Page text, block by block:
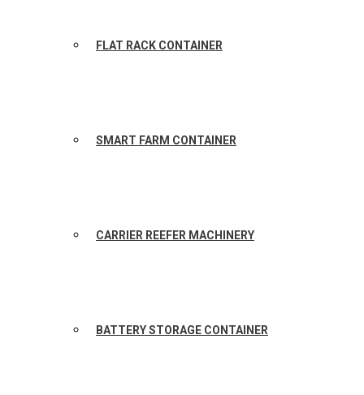
FLAT RACK CONTAINER
SMART FARM CONTAINER
CARRIER REEFER MACHINERY
BATTERY STORAGE CONTAINER